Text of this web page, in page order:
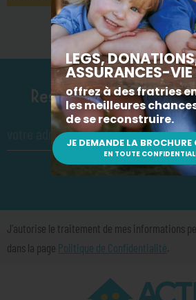
Restez informé·e et
newsletter
J'autorise le traitement de mes informations
dans la page Politique de Confidentialité.